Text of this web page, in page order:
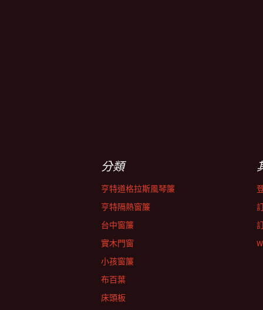
分類
亨特道格拉斯風琴簾
亨特隔熱窗簾
台中窗簾
實木門窗
小孩窗簾
布百葉
床頭板